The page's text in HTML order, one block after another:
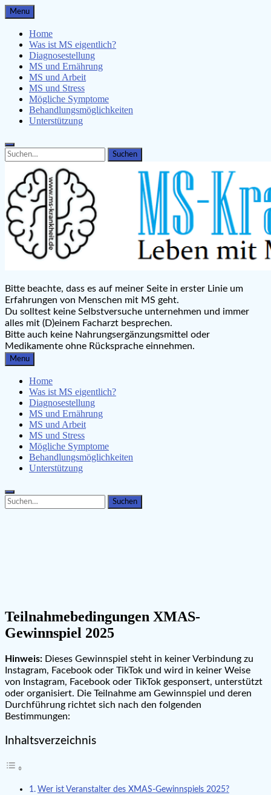
Skip
to
content
Menu
Home
Was ist MS eigentlich?
Diagnosestellung
MS und Ernährung
MS und Arbeit
MS und Stress
Mögliche Symptome
Behandlungsmöglichkeiten
Unterstützung
Search
for:
Search
MS-Krankheit.de
Leben mit Multipler Sklerose
Bitte beachte, dass es auf meiner Seite in erster Linie um
Erfahrungen von Menschen mit MS geht.
Du solltest keine Selbstversuche unternehmen und immer
alles mit (D)einem Facharzt besprechen.
Bitte auch keine Nahrungsergänzungsmittel oder
Medikamente ohne Rücksprache einnehmen.
Menu
Home
Was ist MS eigentlich?
Diagnosestellung
MS und Ernährung
MS und Arbeit
MS und Stress
Mögliche Symptome
Behandlungsmöglichkeiten
Unterstützung
Search
for:
Search
Teilnahmebedingungen XMAS-
Gewinnspiel 2025
Hinweis: Dieses Gewinnspiel steht in keiner Verbindung zu
Instagram, Facebook oder TikTok und wird in keiner Weise
von Instagram, Facebook oder TikTok gesponsert, unterstützt
oder organisiert. Die Teilnahme am Gewinnspiel und deren
Durchführung richtet sich nach den folgenden
Bestimmungen:
Inhaltsverzeichnis
Wer ist Veranstalter des XMAS-Gewinnspiels 2025?